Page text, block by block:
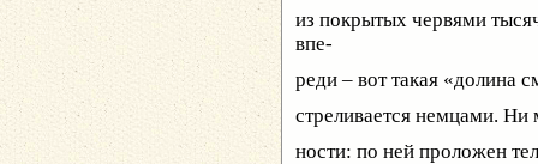
из покрытых червями
впе-
реди – вот такая «долина
стреливается немцами. Ни
ности: по ней проложен